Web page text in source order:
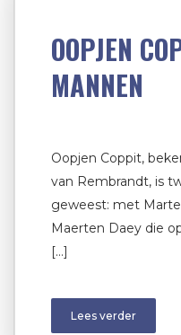
OOPJEN
MANNEN
Oopjen Coppit,
van Rembrandt, is
geweest: met
Maerten Daey die
[…]
Lees verder